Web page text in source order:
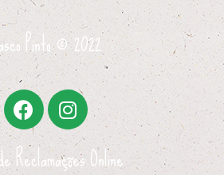
Pinto ©2022
Reclamações Online